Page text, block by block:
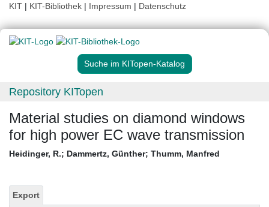
KIT | KIT-Bibliothek | Impressum | Datenschutz
Suche im KITopen-Katalog
Repository KITopen
Material studies on diamond windows
for high power EC wave transmission
Heidinger, R.; Dammertz, Günther; Thumm, Manfred
Export